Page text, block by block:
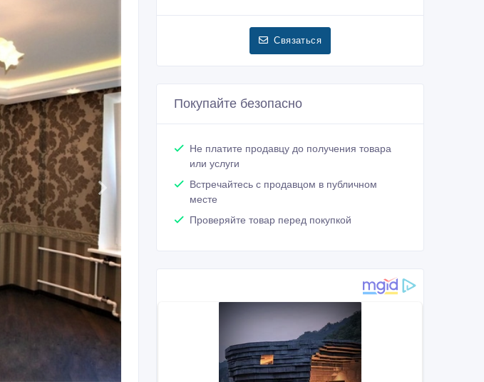
Связаться
Покупайте безопасно
Не платите продавцу до получения товара
или услуги
Встречайтесь с продавцом в публичном
месте
Проверяйте товар перед покупкой